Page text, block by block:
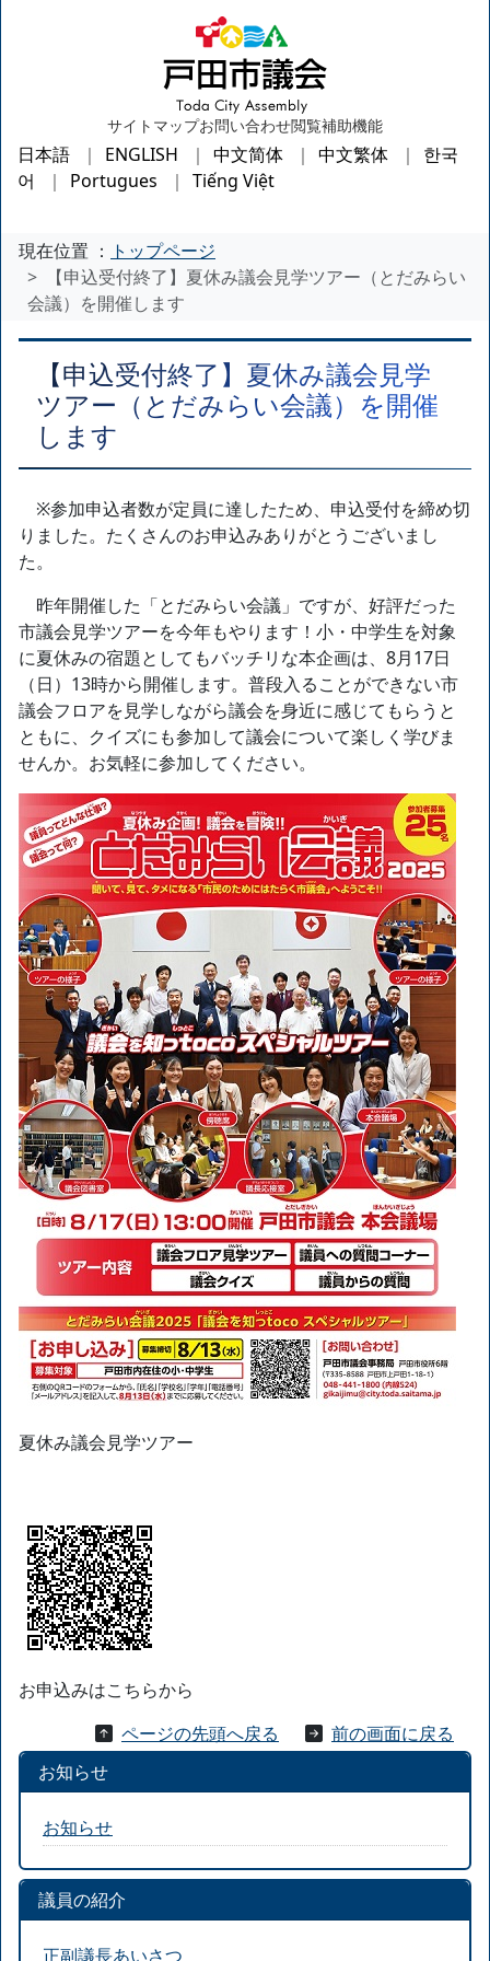
サイトマップお問い合わせ閲覧補助機能
日本語 ENGLISH 中文简体 中文繁体
한국
어
Portugues Tiếng Việt
現在位置 ： トップページ
【申込受付終了】夏休み議会見学ツアー（とだみらい
会議）を開催します
【申込受付終了】夏休み議会見学
ツアー（とだみらい会議）を開催
します
※参加申込者数が定員に達したため、申込受付を締め切
りました。たくさんのお申込みありがとうございまし
た。
昨年開催した「とだみらい会議」ですが、好評だった
市議会見学ツアーを今年もやります！小・中学生を対象
に夏休みの宿題としてもバッチリな本企画は、8月17日
（日）13時から開催します。普段入ることができない市
議会フロアを見学しながら議会を身近に感じてもらうと
ともに、クイズにも参加して議会について楽しく学びま
せんか。お気軽に参加してください。
夏休み議会見学ツアー
お申込みはこちらから
ページの先頭へ戻る
前の画面に戻る
お知らせ
お知らせ
議員の紹介
正副議長あいさつ